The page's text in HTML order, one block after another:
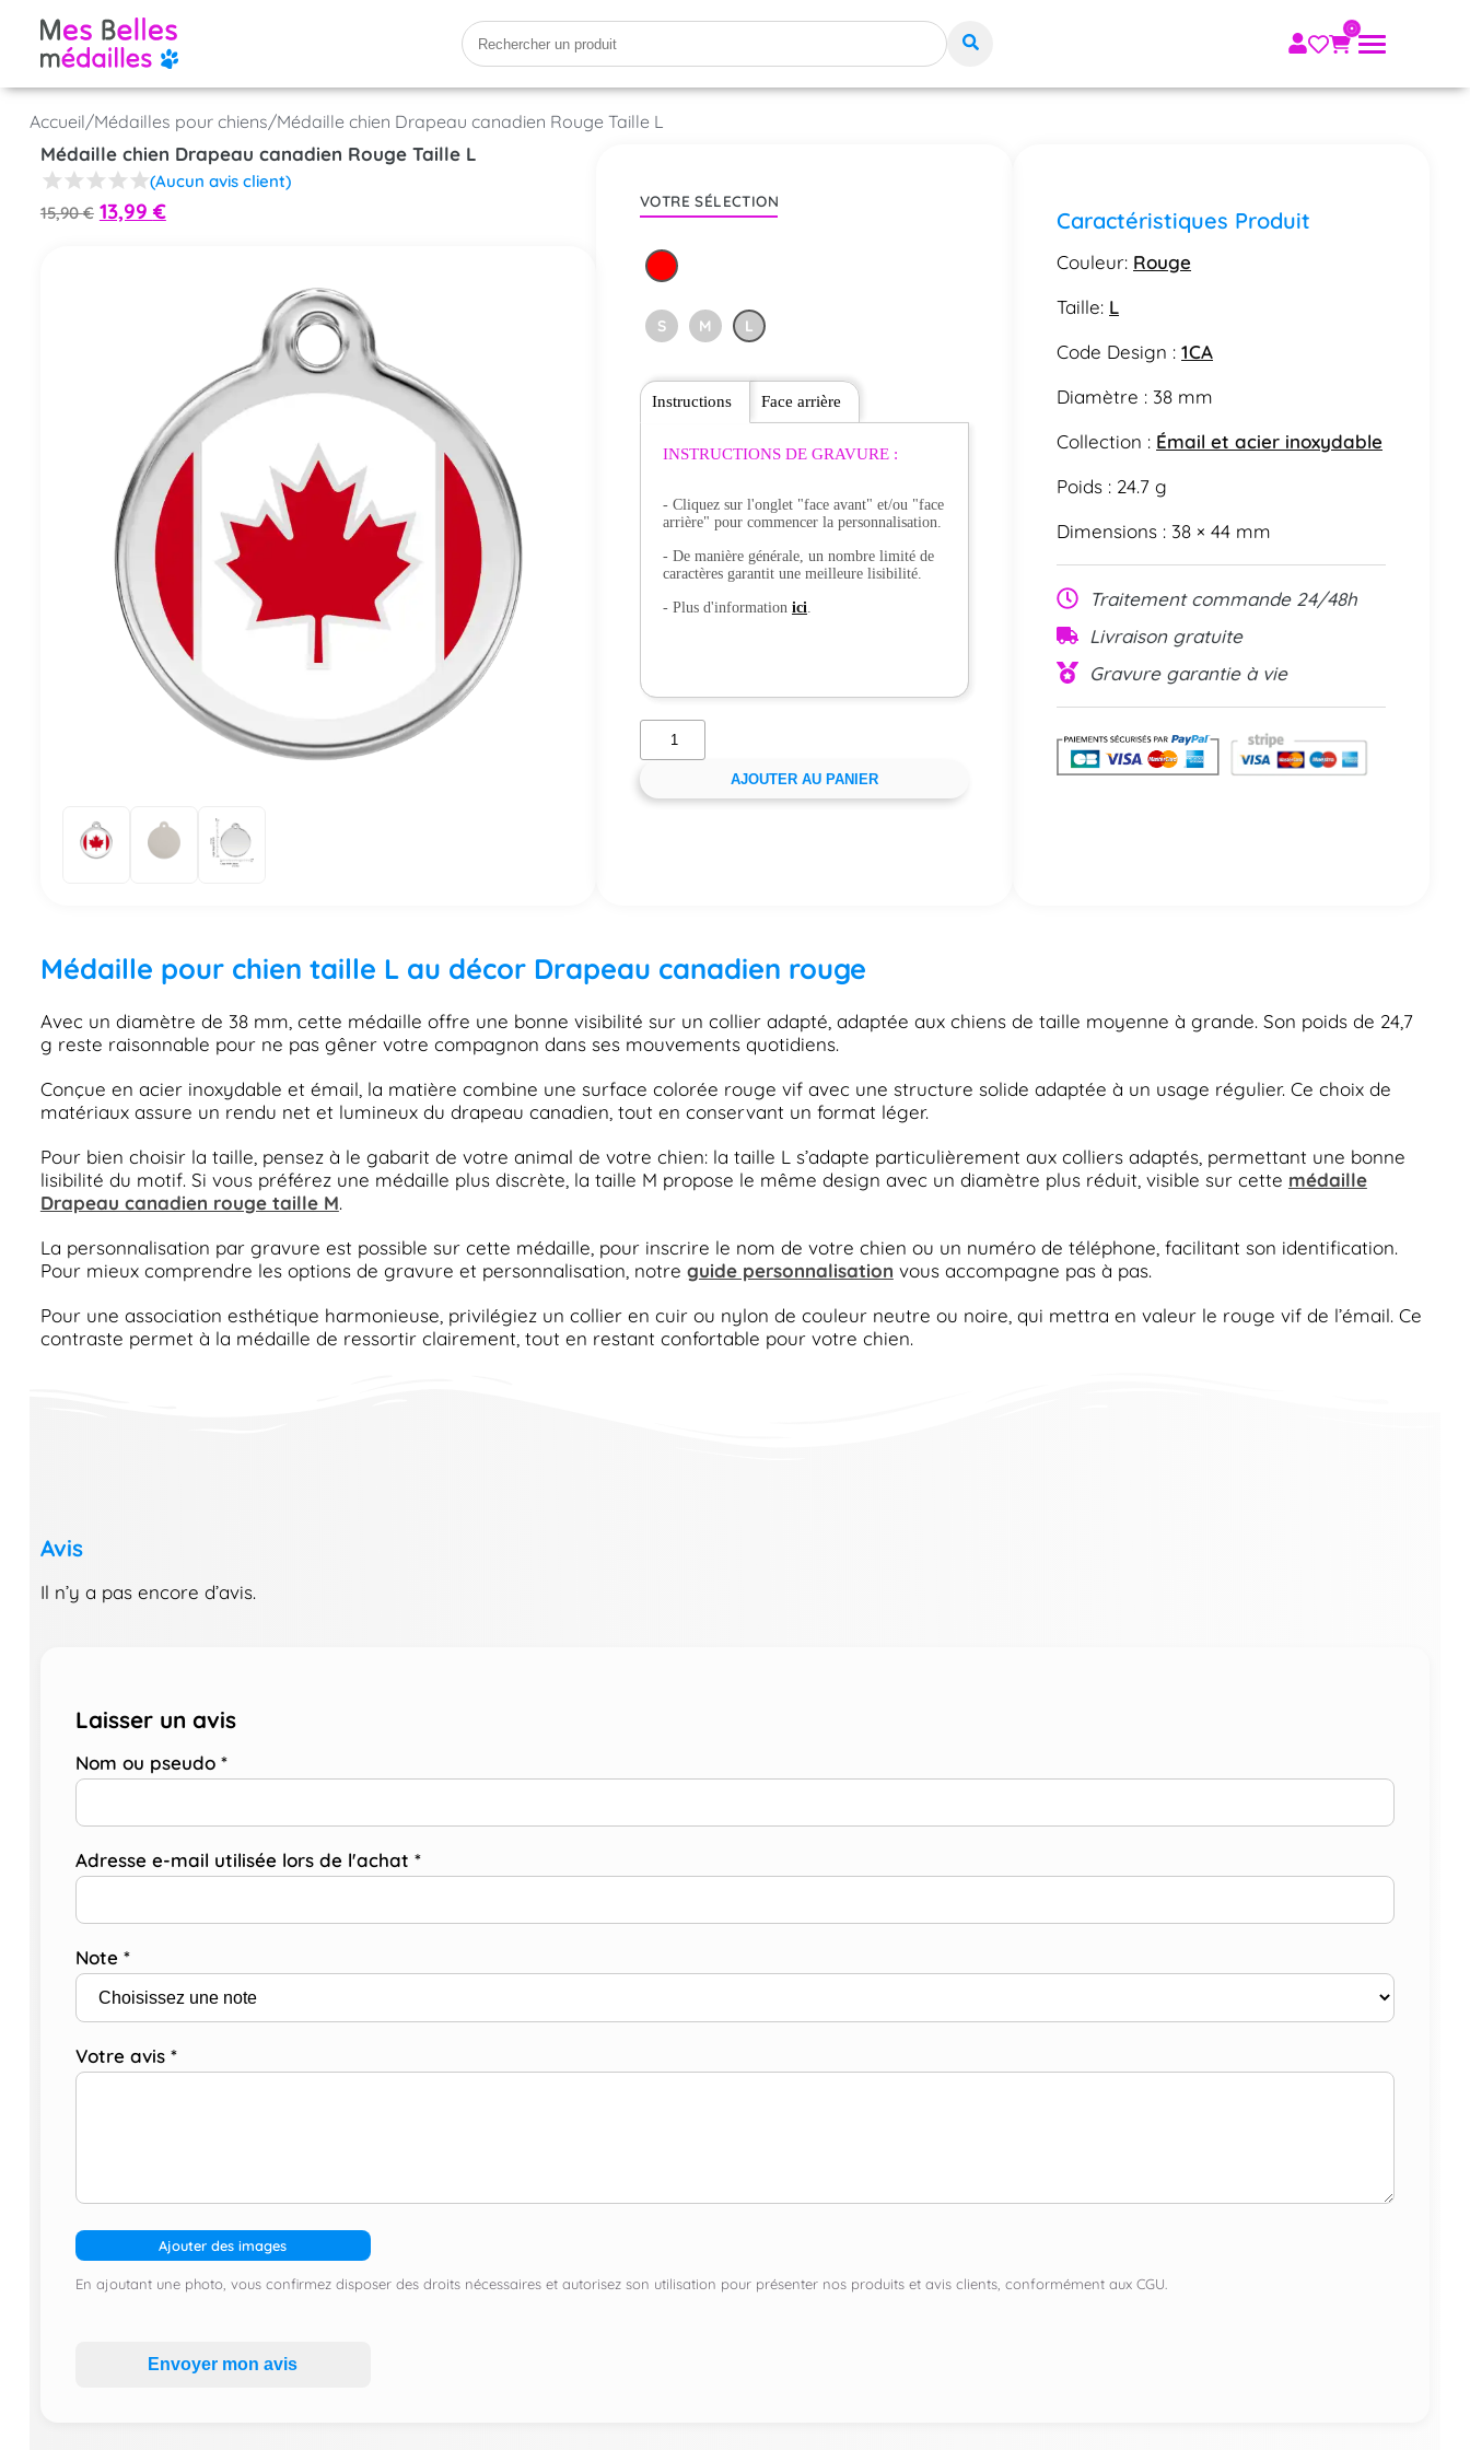
Accueil/Médailles pour chiens/Médaille chien Drapeau canadien Rouge Taille L
Médaille chien Drapeau canadien Rouge Taille L
(Aucun avis client)
15,90€ 13,99 € VOTRE SÉLECTION
S M L
Instructions
INSTRUCTIONS DE GRAVURE :
- Cliquez sur l'onglet "face avant" et/ou "face
arrière" pour commencer la personnalisation.
- De manière générale, un nombre limité de
caractères garantit une meilleure lisibilité.
- Plus d'information ici.
Face arrière
AJOUTER AU PANIER
Caractéristiques Produit
Couleur: Rouge
Taille: L
Code Design :1CA
Diamètre : 38 mm
Collection : Émail et acier inoxydable
Poids : 24.7 g
Dimensions : 38 × 44 mm
Traitement commande 24/48h
Livraison gratuite
Gravure garantie à vie
Médaille pour chien taille L au décor Drapeau canadien rouge
Avec un diamètre de 38 mm, cette médaille offre une bonne visibilité sur un collier adapté, adaptée aux chiens de taille moyenne à grande. Son poids de 24,7
g reste raisonnable pour ne pas gêner votre compagnon dans ses mouvements quotidiens.
Conçue en acier inoxydable et émail, la matière combine une surface colorée rouge vif avec une structure solide adaptée à un usage régulier. Ce choix de
matériaux assure un rendu net et lumineux du drapeau canadien, tout en conservant un format léger.
Pour bien choisir la taille, pensez à le gabarit de votre animal de votre chien: la taille L s’adapte particulièrement aux colliers adaptés, permettant une bonne
lisibilité du motif. Si vous préférez une médaille plus discrète, la taille M propose le même design avec un diamètre plus réduit, visible sur cette médaille
Drapeau canadien rouge taille M.
La personnalisation par gravure est possible sur cette médaille, pour inscrire le nom de votre chien ou un numéro de téléphone, facilitant son identification.
Pour mieux comprendre les options de gravure et personnalisation, notre guide personnalisation vous accompagne pas à pas.
Pour une association esthétique harmonieuse, privilégiez un collier en cuir ou nylon de couleur neutre ou noire, qui mettra en valeur le rouge vif de l’émail. Ce
contraste permet à la médaille de ressortir clairement, tout en restant confortable pour votre chien.
Avis
Il n’y a pas encore d’avis.
Laisser un avis
Nom ou pseudo *
Adresse e-mail utilisée lors de l'achat *
Note *
Votre avis *
Ajouter des images
En ajoutant une photo, vous confirmez disposer des droits nécessaires et autorisez son utilisation pour présenter nos produits et avis clients, conformément aux CGU.
Envoyer mon avis